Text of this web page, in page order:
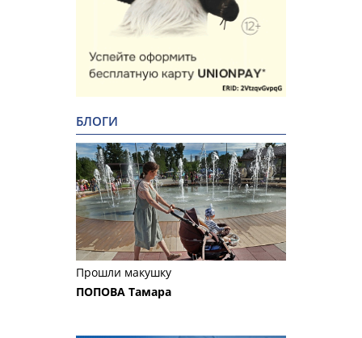
БЛОГИ
Прошли макушку
ПОПОВА Тамара